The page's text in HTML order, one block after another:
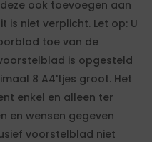
ook toevoegen aan
niet verplicht. Let op: U
toe van de
is opgesteld
8 A4'tjes groot. Het
enkel en alleen ter
en wensen gegeven
voorstelblad niet